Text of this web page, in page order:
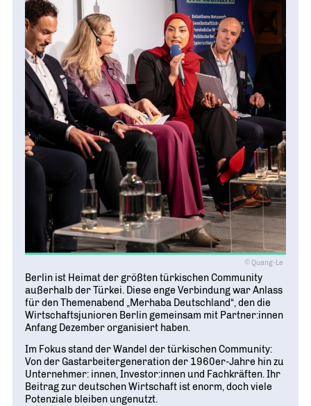
© Quang-Le
Berlin ist Heimat der größten türkischen Community
außerhalb der Türkei. Diese enge Verbindung war Anlass
für den Themenabend „Merhaba Deutschland“, den die
Wirtschaftsjunioren Berlin gemeinsam mit Partner:innen
Anfang Dezember organisiert haben.
Im Fokus stand der Wandel der türkischen Community:
Von der Gastarbeitergeneration der 1960er-Jahre hin zu
Unternehmer: innen, Investor:innen und Fachkräften. Ihr
Beitrag zur deutschen Wirtschaft ist enorm, doch viele
Potenziale bleiben ungenutzt.